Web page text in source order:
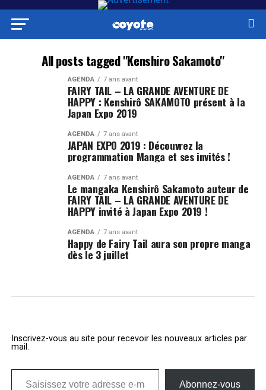
All posts tagged "Kenshiro Sakamoto"
AGENDA 7 ans avant
FAIRY TAIL – LA GRANDE AVENTURE DE
HAPPY : Kenshirô SAKAMOTO présent à la
Japan Expo 2019
AGENDA 7 ans avant
JAPAN EXPO 2019 : Découvrez la
programmation Manga et ses invités !
AGENDA 7 ans avant
Le mangaka Kenshirô Sakamoto auteur de
FAIRY TAIL – LA GRANDE AVENTURE DE
HAPPY invité à Japan Expo 2019 !
AGENDA 7 ans avant
Happy de Fairy Tail aura son propre manga
dès le 3 juillet
Inscrivez-vous au site pour recevoir les nouveaux articles par
mail.
Saisissez votre adresse e-mail…
Abonnez-vous